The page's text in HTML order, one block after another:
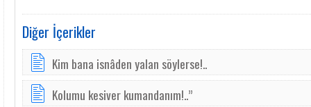
Diğer İçerikler
Kim bana isnâden yalan söylerse!..
Kolumu kesiver kumandanım!..”